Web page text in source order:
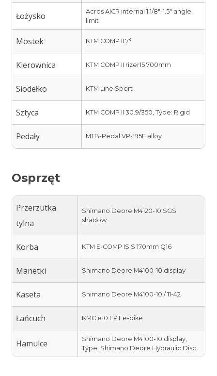
Łożysko
Acros AICR internal 1.1/8″-1.5″ angle
limit
Mostek KTM COMP II 7°
Kierownica KTM COMP II rizer15 700mm
Siodełko KTM Line Sport
Sztyca KTM COMP II 30.9/350, Type: Rigid
Pedały MTB-Pedal VP-195E alloy
Osprzęt
Przerzutka
tylna
Shimano Deore M4120-10 SGS
shadow
Korba KTM E-COMP ISIS 170mm Q16
Manetki Shimano Deore M4100-10 display
Kaseta Shimano Deore M4100-10 / 11-42
Łańcuch KMC e10 EPT e-bike
Hamulce
Shimano Deore M4100-10 display,
Type: Shimano Deore Hydraulic Disc